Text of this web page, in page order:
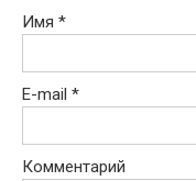
Имя *
E-mail *
Комментарий